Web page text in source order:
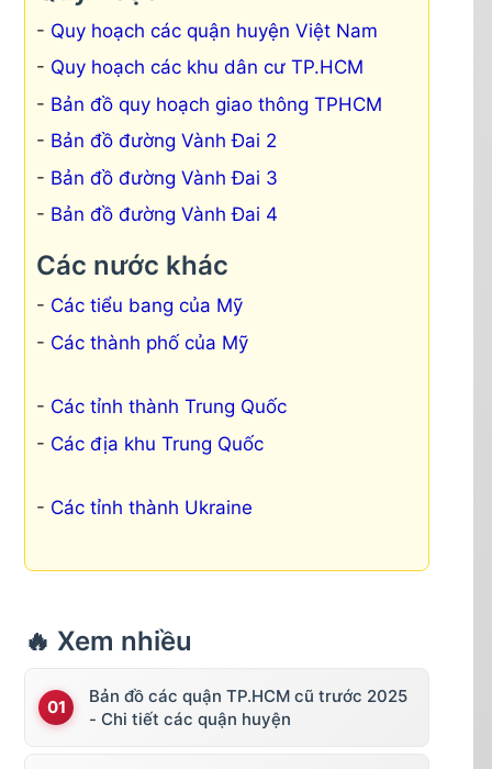
Quy hoạch các quận huyện Việt Nam
Quy hoạch các khu dân cư TP.HCM
Bản đồ quy hoạch giao thông TPHCM
Bản đồ đường Vành Đai 2
Bản đồ đường Vành Đai 3
Bản đồ đường Vành Đai 4
Các nước khác
Các tiểu bang của Mỹ
Các thành phố của Mỹ
Các tỉnh thành Trung Quốc
Các địa khu Trung Quốc
Các tỉnh thành Ukraine
🔥 Xem nhiều
Bản đồ các quận TP.HCM cũ trước 2025
- Chi tiết các quận huyện